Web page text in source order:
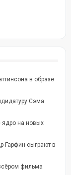
в образе
Сэма
ядро на новых
Гарфин сыграют в
фильма